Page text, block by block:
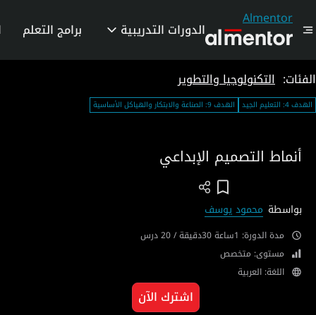
Almentor
الدورات التدريبية برامج التعلم
الفئات: التكنولوجيا والتطوير
الهدف 4: التعليم الجيد الهدف 9: الصناعة والابتكار والهياكل الأساسية
أنماط التصميم الإبداعي
بواسطة محمود يوسف
مدة الدورة: 1ساعة 30دقيقة / 20 درس
مستوى: متخصص
اللغة: العربية
اشترك الآن